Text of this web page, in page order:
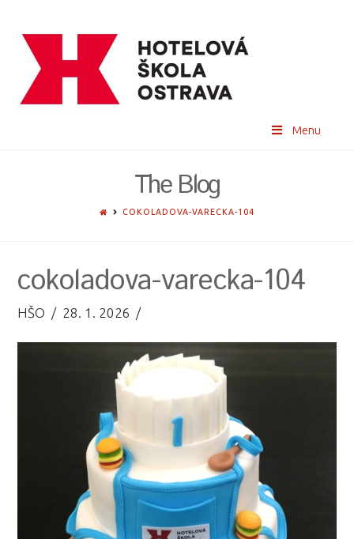
Menu
The Blog
HOMECOKOLADOVA-VARECKA-104
cokoladova-varecka-104
HŠO 28. 1. 2026